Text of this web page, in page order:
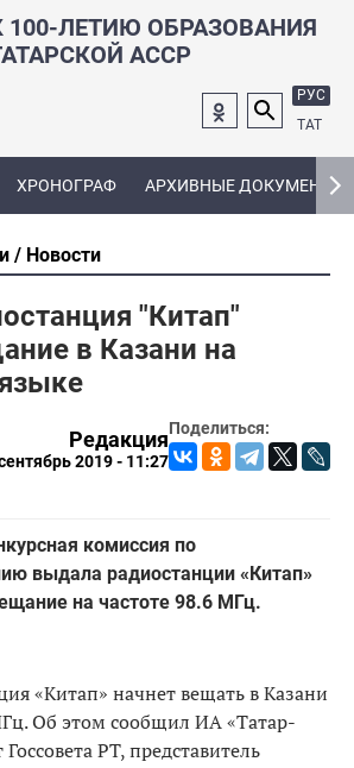
100-ЛЕТИЮ ОБРАЗОВАНИЯ
АССР
РУС
ТАТ
ХРОНОГРАФ АРХИВНЫЕ ДОКУМЕНТЫ
Новости
"Китап"
в Казани на
Поделиться:
Редакция
2019 - 11:27
комиссия по
выдала радиостанции «Китап»
на частоте 98.6 МГц.
«Китап» начнет вещать в Казани
Об этом сообщил ИА «Татар-
РТ, представитель